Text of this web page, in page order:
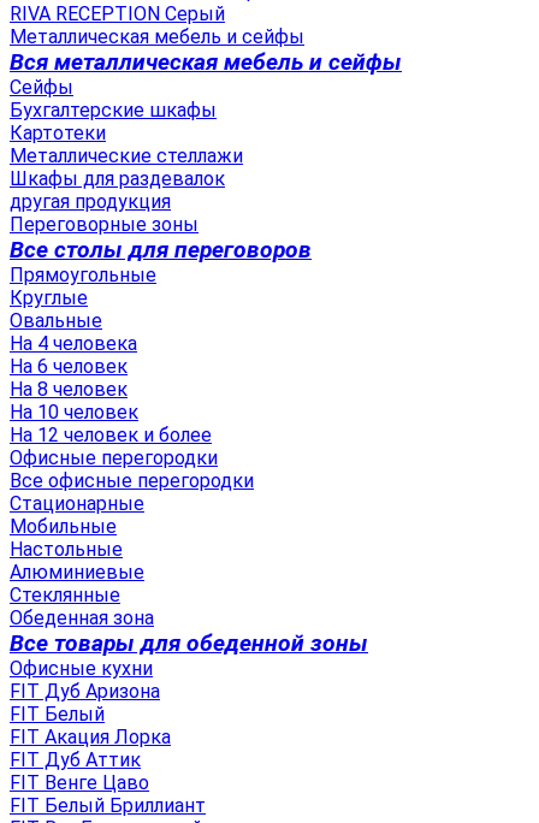
RIVA RECEPTION Серый
Металлическая мебель и сейфы
Вся металлическая мебель и сейфы
Сейфы
Бухгалтерские шкафы
Картотеки
Металлические стеллажи
Шкафы для раздевалок
другая продукция
Переговорные зоны
Все столы для переговоров
Прямоугольные
Круглые
Овальные
На 4 человека
На 6 человек
На 8 человек
На 10 человек
На 12 человек и более
Офисные перегородки
Все офисные перегородки
Стационарные
Мобильные
Настольные
Алюминиевые
Стеклянные
Обеденная зона
Все товары для обеденной зоны
Офисные кухни
FIT Дуб Аризона
FIT Белый
FIT Акация Лорка
FIT Дуб Аттик
FIT Венге Цаво
FIT Белый Бриллиант